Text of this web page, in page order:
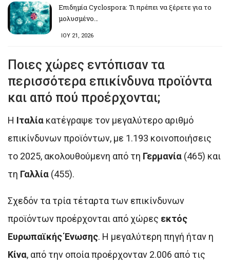
Επιδημία Cyclospora: Τι πρέπει να ξέρετε για το
μολυσμένο…
ΙΟΥ 21, 2026
Ποιες χώρες εντόπισαν τα
περισσότερα επικίνδυνα προϊόντα
και από πού προέρχονται;
Η Ιταλία κατέγραψε τον μεγαλύτερο αριθμό
επικίνδυνων προϊόντων, με 1.193 κοινοποιήσεις
το 2025, ακολουθούμενη από τη Γερμανία (465) και
τη Γαλλία (455).
Σχεδόν τα τρία τέταρτα των επικίνδυνων
προϊόντων προέρχονται από χώρες εκτός
Ευρωπαϊκής Ένωσης. Η μεγαλύτερη πηγή ήταν η
Κίνα, από την οποία προέρχονταν 2.006 από τις